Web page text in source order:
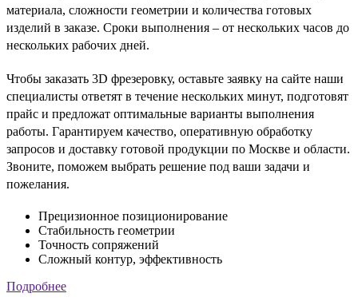
материала, сложности геометрии и количества готовых
изделий в заказе. Сроки выполнения – от нескольких часов до
нескольких рабочих дней.
Чтобы заказать 3D фрезеровку, оставьте заявку на сайте наши
специалисты ответят в течение нескольких минут, подготовят
прайс и предложат оптимальные варианты выполнения
работы. Гарантируем качество, оперативную обработку
запросов и доставку готовой продукции по Москве и области.
Звоните, поможем выбрать решение под ваши задачи и
пожелания.
Прецизионное позиционирование
Стабильность геометрии
Точность сопряжений
Сложный контур, эффективность
Подробнее